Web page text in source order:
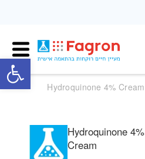
Hydroquinone 4%
Cream